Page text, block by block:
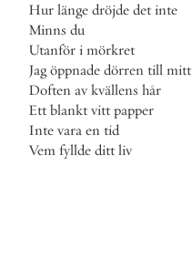
Hur länge dröjde det inte
Minns du
Utanför i mörkret
Jag öppnade dörren till mitt
Doften av kvällens hår
Ett blankt vitt papper
Inte vara en tid
Vem fyllde ditt liv